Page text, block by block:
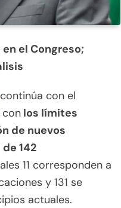
el Congreso;
continúa con el
los límites
de nuevos
142
11 corresponden a
y 131 se
actuales.